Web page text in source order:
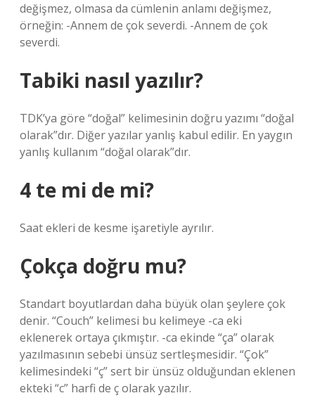
değişmez, olmasa da cümlenin anlamı değişmez,
örneğin: -Annem de çok severdi. -Annem de çok
severdi.
Tabiki nasıl yazılır?
TDK’ya göre “doğal” kelimesinin doğru yazımı “doğal
olarak”dır. Diğer yazılar yanlış kabul edilir. En yaygın
yanlış kullanım “doğal olarak”dır.
4 te mi de mi?
Saat ekleri de kesme işaretiyle ayrılır.
Çokça doğru mu?
Standart boyutlardan daha büyük olan şeylere çok
denir. “Couch” kelimesi bu kelimeye -ca eki
eklenerek ortaya çıkmıştır. -ca ekinde “ça” olarak
yazılmasının sebebi ünsüz sertleşmesidir. “Çok”
kelimesindeki “ç” sert bir ünsüz olduğundan eklenen
ekteki “c” harfi de ç olarak yazılır.